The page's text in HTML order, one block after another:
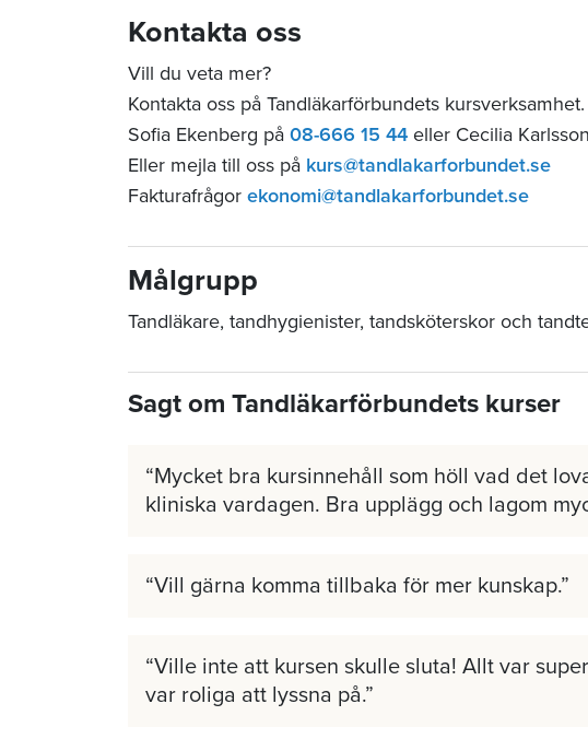
Kontakta oss
Vill du veta mer?
Kontakta oss på Tandläkarförbundets kursverksamhet.
Sofia Ekenberg på 08-666 15 44 eller Cecilia
Eller mejla till oss på kurs@tandlakarforbundet.se
Fakturafrågor ekonomi@tandlakarforbundet.se
Målgrupp
Tandläkare, tandhygienister, tandsköterskor och
Sagt om Tandläkarförbundets kurser
Mycket bra kursinnehåll som höll vad det
kliniska vardagen. Bra upplägg och lagom
Vill gärna komma tillbaka för mer kunskap.
Ville inte att kursen skulle sluta! Allt var
var roliga att lyssna på.